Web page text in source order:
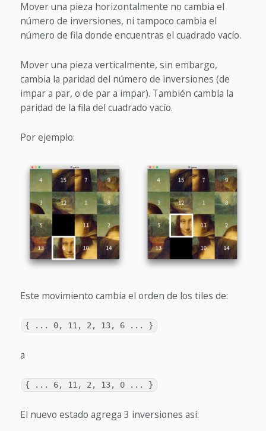
Mover una pieza horizontalmente no cambia el
número de inversiones, ni tampoco cambia el
número de fila donde encuentras el cuadrado vacío.
Mover una pieza verticalmente, sin embargo,
cambia la paridad del número de inversiones (de
impar a par, o de par a impar). También cambia la
paridad de la fila del cuadrado vacío.
Por ejemplo:
Este movimiento cambia el orden de los tiles de:
{ ... 0, 11, 2, 13, 6 ... }
a
{ ... 6, 11, 2, 13, 0 ... }
El nuevo estado agrega 3 inversiones así: